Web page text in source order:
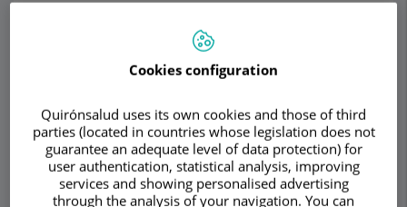
Medios de
comunicación
Alerta ante las líneas rectas que se ven
rotas, El Periódico (03/12/2014)
Ofensiva contra la ceguera, La Vanguardia
Cookies configuration
Quirónsalud uses its own cookies and those of third
parties (located in countries whose legislation does not
guarantee an adequate level of data protection) for
user authentication, statistical analysis, improving
services and showing personalised advertising
through the analysis of your navigation. You can